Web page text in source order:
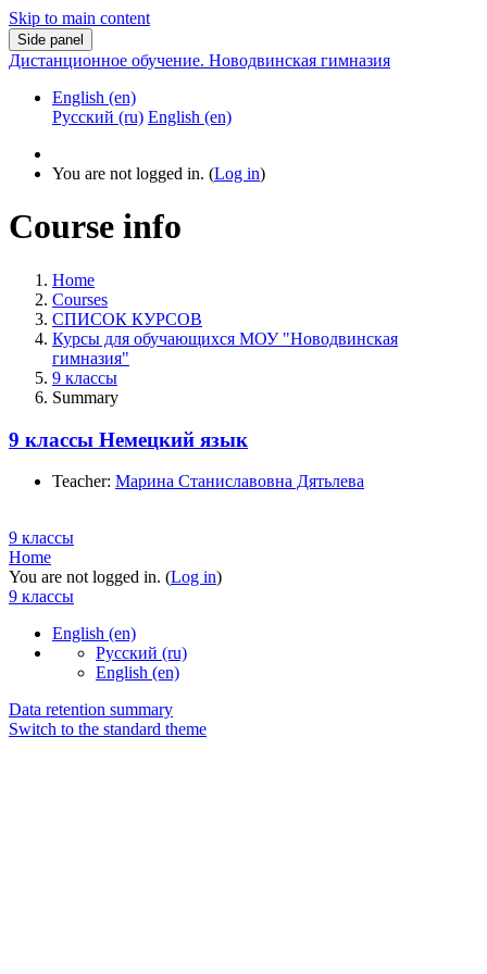
Skip to main content
Side panel
Дистанционное обучение. Новодвинская гимназия
English ‎(en)‎
Русский ‎(ru)‎ English ‎(en)‎
You are not logged in. (Log in)
Course info
Home
Courses
СПИСОК КУРСОВ
Курсы для обучающихся МОУ "Новодвинская
гимназия"
9 классы
Summary
9 классы Немецкий язык
Teacher: Марина Станиславовна Дятьлева
9 классы
Home
You are not logged in. (Log in)
9 классы
English ‎(en)‎
Русский ‎(ru)‎
English ‎(en)‎
Data retention summary
Switch to the standard theme